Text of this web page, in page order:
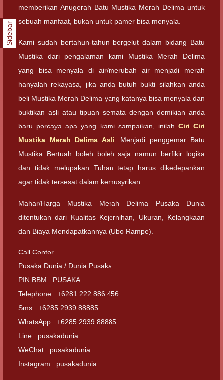
memberikan Anugerah Batu Mustika Merah Delima untuk
sebuah manfaat, bukan untuk pamer bisa menyala.
Kami sudah bertahun-tahun bergelut dalam bidang Batu
Mustika dari pengalaman kami Mustika Merah Delima
yang bisa menyala di air/merubah air menjadi merah
hanyalah rekayasa, jika anda butuh bukti silahkan anda
beli Mustika Merah Delima yang katanya bisa menyala dan
buktikan asli atau tipuan semata dengan demikian anda
baru percaya apa yang kami sampaikan, inilah Ciri Ciri
Mustika Merah Delima Asli. Menjadi penggemar Batu
Mustika Bertuah boleh boleh saja namun berfikir logika
dan tidak melupakan Tuhan tetap harus dikedepankan
agar tidak tersesat dalam kemusyrikan.
Mahar/Harga Mustika Merah Delima Pusaka Dunia
ditentukan dari Kualitas Kejernihan, Ukuran, Kelangkaan
dan Biaya Mendapatkannya (Ubo Rampe).
Call Center
Pusaka Dunia / Dunia Pusaka
PIN BBM : PUSAKA
Telephone : +6281 222 886 456
Sms : +6285 2939 88885
WhatsApp : +6285 2939 88885
Line : pusakadunia
WeChat : pusakadunia
Instagram : pusakadunia
Sidebar